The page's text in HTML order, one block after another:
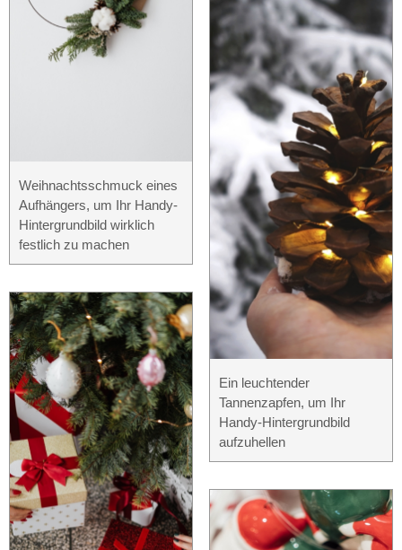
Weihnachtsschmuck eines
Aufhängers, um Ihr Handy-
Hintergrundbild wirklich
festlich zu machen
Ein leuchtender
Tannenzapfen, um Ihr
Handy-Hintergrundbild
aufzuhellen